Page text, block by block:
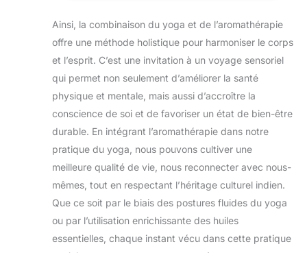
et maniable : chaque bloc ne pèse
que 460 grammes, ce qui les rend
légers et faciles à transporter - idéal
pour une utilisation à la maison, en
studio ou en déplacement. Élastique
et antidérapant : le liège est composé
de cellules remplies d'air qui assurent
une excellente adhérence, sans que le
bloc ne glisse lors de séances
d'entraînement intenses. Accessoire
de yoga polyvalent : Convient aux
hommes et aux femmes, débutants
ou avancés. Idéal pour la méditation,
le Pilates, le fitness, la régénération, le
Hatha, le Vinyasa, le Yin Yoga, les
Ainsi, la combinaison du yoga et de l’aromathérapie
offre une méthode holistique pour harmoniser le corps
et l’esprit. C’est une invitation à un voyage sensoriel
qui permet non seulement d’améliorer la santé
physique et mentale, mais aussi d’accroître la
conscience de soi et de favoriser un état de bien-être
durable. En intégrant l’aromathérapie dans notre
pratique du yoga, nous pouvons cultiver une
meilleure qualité de vie, nous reconnecter avec nous-
mêmes, tout en respectant l’héritage culturel indien.
Que ce soit par le biais des postures fluides du yoga
ou par l’utilisation enrichissante des huiles
essentielles, chaque instant vécu dans cette pratique